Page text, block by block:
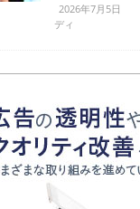
2026年7月5日
ディ